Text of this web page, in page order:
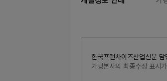
한국프랜차이즈산업신문
가맹본사의 최종수정 표시